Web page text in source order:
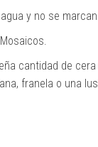
y no se
cantidad de
franela o una